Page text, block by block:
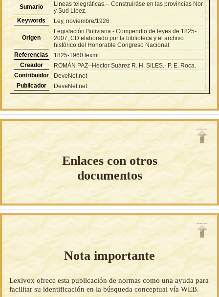
Sumario
Lineas telegráficas.-- Construiráse en las provincias Nor
y Sud Lípez.
Keywords
Ley, noviembre/1926
Origen
Legislación Boliviana - Compendio de leyes de 1825-
2007, CD elaborado por la biblioteca y el archivo
histórico del Honorable Congreso Nacional
Referencias
1825-1960.lexml
Creador
ROMÁN PAZ--Héctor Suárez R. H. SILES.- P. E. Roca.
Contribuidor
DeveNet.net
Publicador
DeveNet.net
Enlaces con otros
documentos
Nota importante
Lexivox ofrece esta publicación de normas como una ayuda para
facilitar su identificación en la búsqueda conceptual vía WEB.